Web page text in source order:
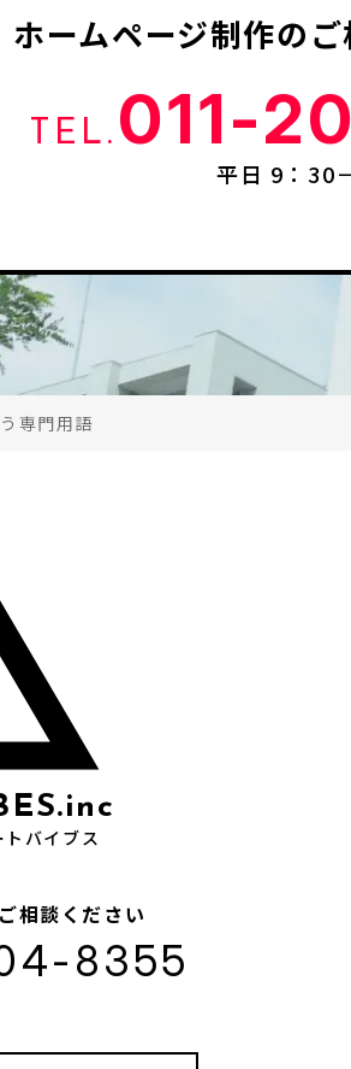
ホームページ制作の
TEL. 011-
平日 9：30
専門用語
バイブス
相談ください
8355